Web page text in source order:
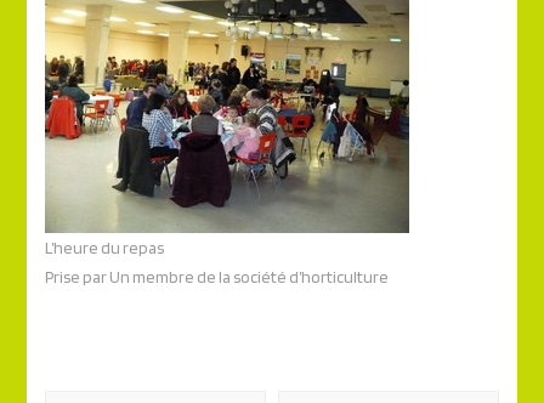
L’heure du repas
Prise par Un membre de la société d’horticulture